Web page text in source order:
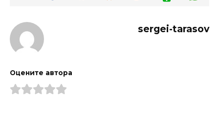
sergei-tarasov
Оцените автора